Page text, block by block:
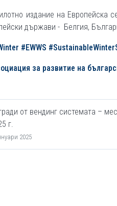
издание на Европейска
държави - Белгия,
#EWWS
за развитие на
от вендинг системата –
г.
2025